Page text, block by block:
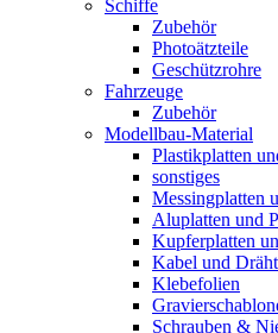
Schiffe
Zubehör
Photoätzteile
Geschützrohre
Fahrzeuge
Zubehör
Modellbau-Material
Plastikplatten
sonstiges
Messingplatten
Aluplatten und
Kupferplatten
Kabel und
Klebefolien
Schrauben &